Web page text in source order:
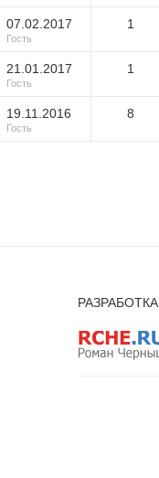
07.02.2017
Гость
1
21.01.2017
Гость
1
19.11.2016
Гость
8
РАЗРАБОТКА